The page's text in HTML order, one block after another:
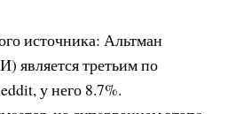
источника: Альтман
является третьим по
у него 8.7%.